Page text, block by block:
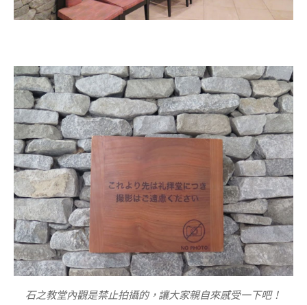
石之教堂內觀是禁止拍攝的，讓大家親自來感受一下吧！